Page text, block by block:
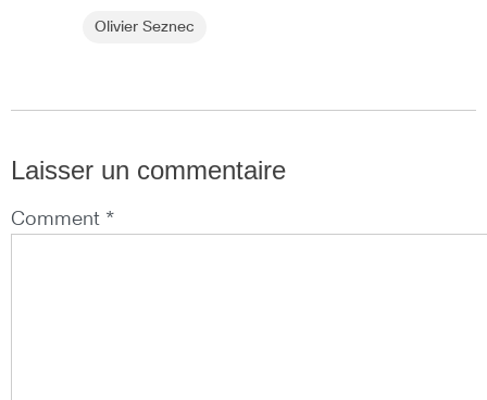
Olivier Seznec
Laisser un commentaire
Comment *